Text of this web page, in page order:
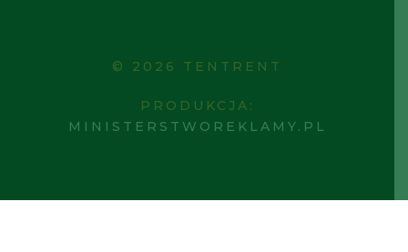
© 2026 TENTRENT
PRODUKCJA:
MINISTERSTWOREKLAMY.PL